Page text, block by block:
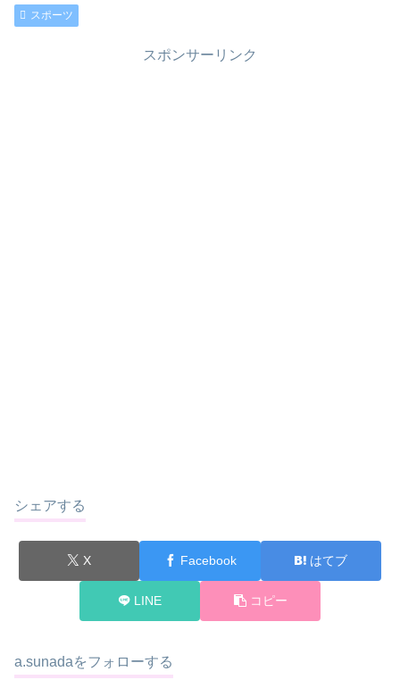
スポーツ
スポンサーリンク
シェアする
X Facebook はてブ
LINE コピー
a.sunadaをフォローする